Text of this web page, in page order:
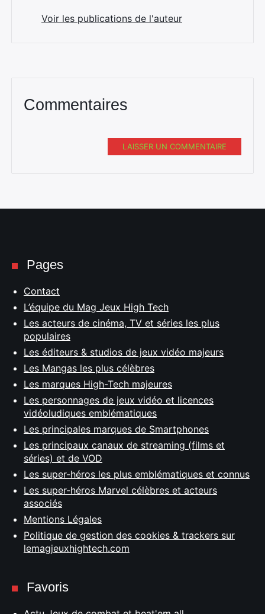
Voir les publications de l'auteur
Commentaires
LAISSER UN COMMENTAIRE
Pages
Contact
L’équipe du Mag Jeux High Tech
Les acteurs de cinéma, TV et séries les plus
populaires
Les éditeurs & studios de jeux vidéo majeurs
Les Mangas les plus célèbres
Les marques High-Tech majeures
Les personnages de jeux vidéo et licences
vidéoludiques emblématiques
Les principales marques de Smartphones
Les principaux canaux de streaming (films et
séries) et de VOD
Les super-héros les plus emblématiques et connus
Les super-héros Marvel célèbres et acteurs
associés
Mentions Légales
Politique de gestion des cookies & trackers sur
lemagjeuxhightech.com
Favoris